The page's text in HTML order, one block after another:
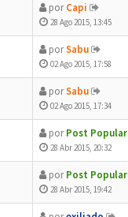
porCapi
28 Ago 2015, 13:45
porSabu
02 Ago 2015, 17:58
porSabu
02 Ago 2015, 17:34
porPost Popular
28 Abr 2015, 20:32
porPost Popular
28 Abr 2015, 19:42